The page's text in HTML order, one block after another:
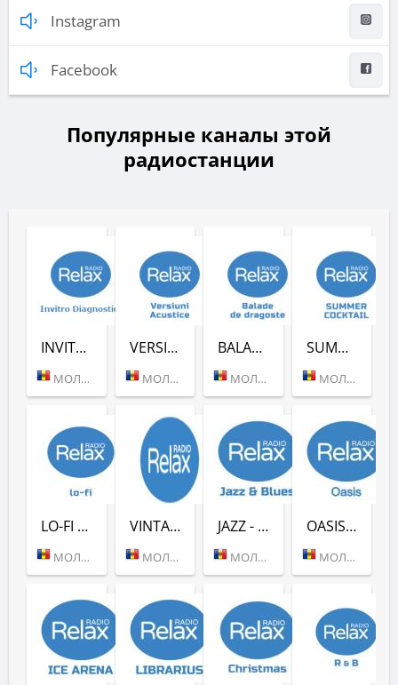
Instagram
Facebook
Популярные каналы этой
радиостанции
INVITRO DIAGNOSTICS (RADIO RELAX)
МОЛДОВА (КИШИНЕВ)
VERSIUNI ACUSTICE (RADIO RELAX)
МОЛДОВА (КИШИНЕВ)
BALADE DE DRAGOSTE (RADIO RELAX)
МОЛДОВА (КИШИНЕВ)
SUMMER COCKTAIL (RADIO RELAX)
МОЛДОВА (КИШИНЕВ)
LO-FI (RADIO RELAX)
МОЛДОВА (КИШИНЕВ)
VINTAGE (RADIO RELAX)
МОЛДОВА (КИШИНЕВ)
JAZZ - BLUES (RADIO RELAX)
МОЛДОВА (КИШИНЕВ)
OASIS (RADIO RELAX)
МОЛДОВА (КИШИНЕВ)